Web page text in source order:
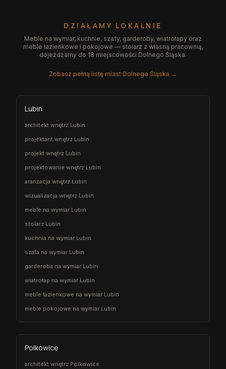
DZIAŁAMY LOKALNIE
Meble na wymiar, kuchnie, szafy, garderoby, wiatrołapy oraz
meble łazienkowe i pokojowe — stolarz z własną pracownią,
dojeżdżamy do 18 miejscowości Dolnego Śląska.
Zobacz pełną listę miast Dolnego Śląska →
Lubin
architekt wnętrz Lubin
projektant wnętrz Lubin
projekt wnętrz Lubin
projektowanie wnętrz Lubin
aranżacja wnętrz Lubin
wizualizacja wnętrz Lubin
meble na wymiar Lubin
stolarz Lubin
kuchnia na wymiar Lubin
szafa na wymiar Lubin
garderoba na wymiar Lubin
wiatrołap na wymiar Lubin
meble łazienkowe na wymiar Lubin
meble pokojowe na wymiar Lubin
Polkowice
architekt wnętrz Polkowice